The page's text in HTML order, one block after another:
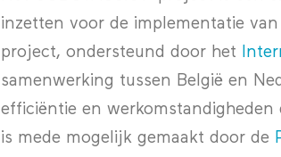
inzetten voor de implementatie
project, ondersteund door het
samenwerking tussen België en
efficiëntie en
is mede mogelijk gemaakt door de